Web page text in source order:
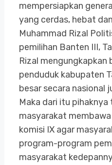
mempersiapkan
yang cerdas, hebat
Muhammad Rizal
pemilihan Banten III,
Rizal mengungkapkan
penduduk kabupaten
besar secara nasional
Maka dari itu pihaknya
masyarakat
komisi IX agar
program-program
masyarakat